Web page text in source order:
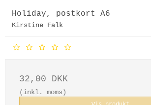
Holiday, postkort A6
Kirstine Falk
32,00 DKK
(inkl. moms)